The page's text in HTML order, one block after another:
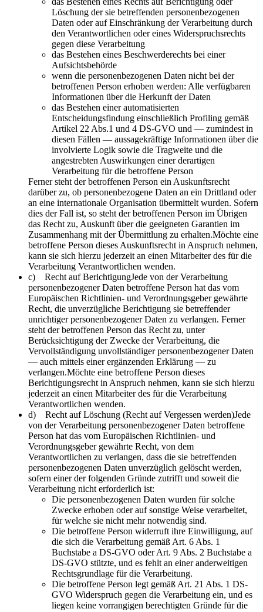
Löschung der sie betreffenden personenbezogenen
Daten oder auf Einschränkung der Verarbeitung durch
den Verantwortlichen oder eines Widerspruchsrechts
gegen diese Verarbeitung
das Bestehen eines Beschwerderechts bei einer
Aufsichtsbehörde
wenn die personenbezogenen Daten nicht bei der
betroffenen Person erhoben werden: Alle verfügbaren
Informationen über die Herkunft der Daten
das Bestehen einer automatisierten
Entscheidungsfindung einschließlich Profiling gemäß
Artikel 22 Abs.1 und 4 DS-GVO und — zumindest in
diesen Fällen — aussagekräftige Informationen über die
involvierte Logik sowie die Tragweite und die
angestrebten Auswirkungen einer derartigen
Verarbeitung für die betroffene Person
Ferner steht der betroffenen Person ein Auskunftsrecht
darüber zu, ob personenbezogene Daten an ein Drittland oder
an eine internationale Organisation übermittelt wurden. Sofern
dies der Fall ist, so steht der betroffenen Person im Übrigen
das Recht zu, Auskunft über die geeigneten Garantien im
Zusammenhang mit der Übermittlung zu erhalten.Möchte eine
betroffene Person dieses Auskunftsrecht in Anspruch nehmen,
kann sie sich hierzu jederzeit an einen Mitarbeiter des für die
Verarbeitung Verantwortlichen wenden.
c) Recht auf BerichtigungJede von der Verarbeitung
personenbezogener Daten betroffene Person hat das vom
Europäischen Richtlinien- und Verordnungsgeber gewährte
Recht, die unverzügliche Berichtigung sie betreffender
unrichtiger personenbezogener Daten zu verlangen. Ferner
steht der betroffenen Person das Recht zu, unter
Berücksichtigung der Zwecke der Verarbeitung, die
Vervollständigung unvollständiger personenbezogener Daten
— auch mittels einer ergänzenden Erklärung — zu
verlangen.Möchte eine betroffene Person dieses
Berichtigungsrecht in Anspruch nehmen, kann sie sich hierzu
jederzeit an einen Mitarbeiter des für die Verarbeitung
Verantwortlichen wenden.
d) Recht auf Löschung (Recht auf Vergessen werden)Jede
von der Verarbeitung personenbezogener Daten betroffene
Person hat das vom Europäischen Richtlinien- und
Verordnungsgeber gewährte Recht, von dem
Verantwortlichen zu verlangen, dass die sie betreffenden
personenbezogenen Daten unverzüglich gelöscht werden,
sofern einer der folgenden Gründe zutrifft und soweit die
Verarbeitung nicht erforderlich ist:
Die personenbezogenen Daten wurden für solche
Zwecke erhoben oder auf sonstige Weise verarbeitet,
für welche sie nicht mehr notwendig sind.
Die betroffene Person widerruft ihre Einwilligung, auf
die sich die Verarbeitung gemäß Art. 6 Abs. 1
Buchstabe a DS-GVO oder Art. 9 Abs. 2 Buchstabe a
DS-GVO stützte, und es fehlt an einer anderweitigen
Rechtsgrundlage für die Verarbeitung.
Die betroffene Person legt gemäß Art. 21 Abs. 1 DS-
GVO Widerspruch gegen die Verarbeitung ein, und es
liegen keine vorrangigen berechtigten Gründe für die